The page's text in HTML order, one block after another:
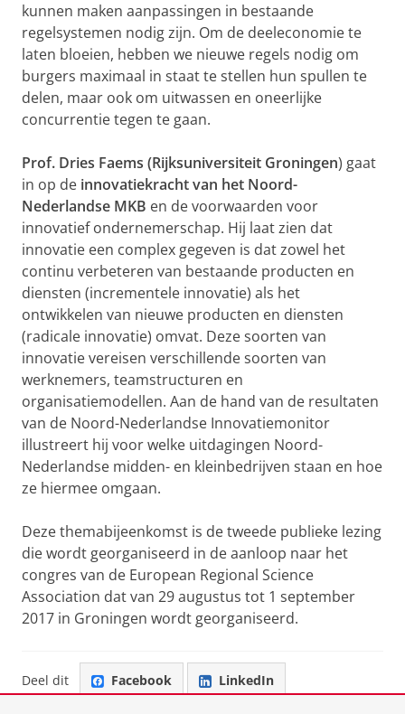
kunnen maken aanpassingen in bestaande
regelsystemen nodig zijn. Om de deeleconomie te
laten bloeien, hebben we nieuwe regels nodig om
burgers maximaal in staat te stellen hun spullen te
delen, maar ook om uitwassen en oneerlijke
concurrentie tegen te gaan.
Prof. Dries Faems (Rijksuniversiteit Groningen) gaat
in op de innovatiekracht van het Noord-
Nederlandse MKB en de voorwaarden voor
innovatief ondernemerschap. Hij laat zien dat
innovatie een complex gegeven is dat zowel het
continu verbeteren van bestaande producten en
diensten (incrementele innovatie) als het
ontwikkelen van nieuwe producten en diensten
(radicale innovatie) omvat. Deze soorten van
innovatie vereisen verschillende soorten van
werknemers, teamstructuren en
organisatiemodellen. Aan de hand van de resultaten
van de Noord-Nederlandse Innovatiemonitor
illustreert hij voor welke uitdagingen Noord-
Nederlandse midden- en kleinbedrijven staan en hoe
ze hiermee omgaan.
Deze themabijeenkomst is de tweede publieke lezing
die wordt georganiseerd in de aanloop naar het
congres van de European Regional Science
Association dat van 29 augustus tot 1 september
2017 in Groningen wordt georganiseerd.
Deel dit Facebook LinkedIn